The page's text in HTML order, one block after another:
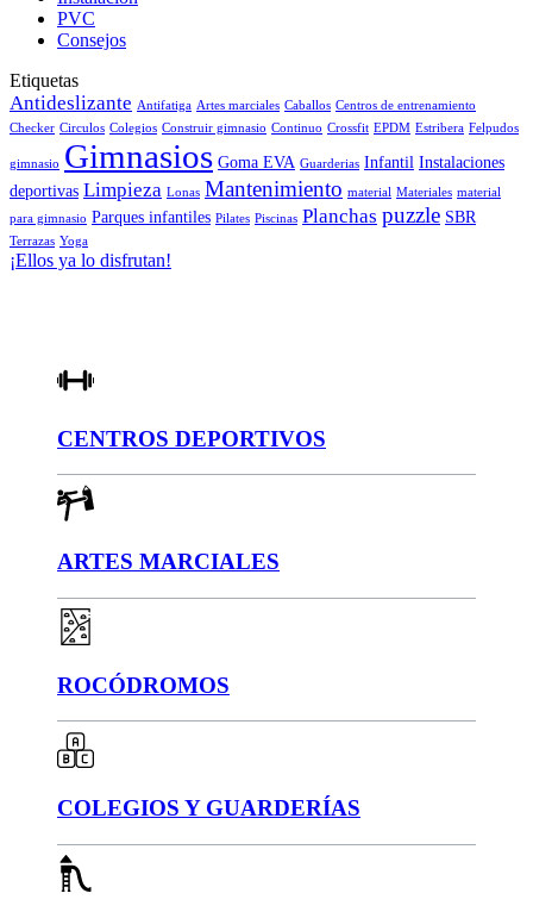
PVC
Consejos
Etiquetas
Antideslizante Antifatiga Artes marciales Caballos Centros de entrenamiento
Checker Circulos Colegios Construir gimnasio Continuo Crossfit EPDM Estribera Felpudos
gimnasio Gimnasios Goma EVA Guarderias Infantil Instalaciones
deportivas Limpieza Lonas Mantenimiento material Materiales material
para gimnasio Parques infantiles Pilates Piscinas Planchas puzzle SBR
Terrazas Yoga
¡Ellos ya lo disfrutan!
CENTROS DEPORTIVOS
ARTES MARCIALES
ROCÓDROMOS
COLEGIOS Y GUARDERÍAS